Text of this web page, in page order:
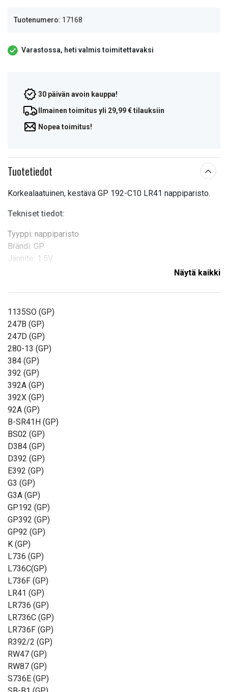
Tuotenumero: 17168
Varastossa, heti valmis toimitettavaksi
30 päivän avoin kauppa!
Ilmainen toimitus yli 29,99 € tilauksiin
Nopea toimitus!
Tuotetiedot
Korkealaatuinen, kestävä GP 192-C10 LR41 nappiparisto.
Tekniset tiedot:
Tyyppi: nappiparisto
Brändi: GP
Jännite: 1.5V
Paksuus: 3,6 mm
Jännite:
akun tyyppi:
Halkaisija :
Näytä kaikki
1135SO (GP)
247B (GP)
247D (GP)
280-13 (GP)
384 (GP)
392 (GP)
392A (GP)
392X (GP)
92A (GP)
B-SR41H (GP)
BS02 (GP)
D384 (GP)
D392 (GP)
E392 (GP)
G3 (GP)
G3A (GP)
GP192 (GP)
GP392 (GP)
GP92 (GP)
K (GP)
L736 (GP)
L736C(GP)
L736F (GP)
LR41 (GP)
LR736 (GP)
LR736C (GP)
LR736F (GP)
R392/2 (GP)
RW47 (GP)
RW87 (GP)
S736E (GP)